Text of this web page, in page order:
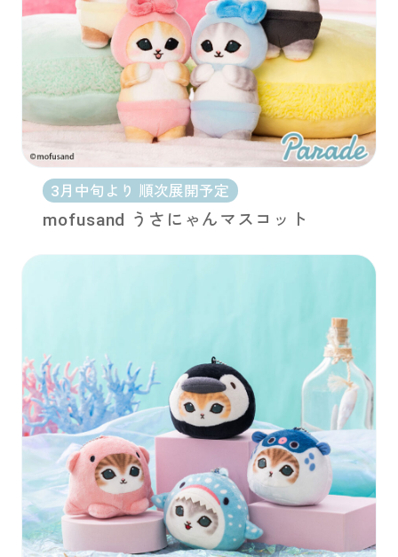
3月中旬より 順次展開予定
mofusand うさにゃんマスコット